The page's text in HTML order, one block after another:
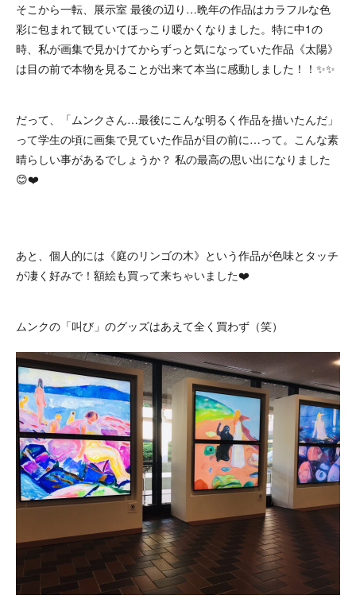
そこから一転、展示室 最後の辺り…晩年の作品はカラフルな色
彩に包まれて観ていてほっこり暖かくなりました。特に中1の
時、私が画集で見かけてからずっと気になっていた作品《太陽》
は目の前で本物を見ることが出来て本当に感動しました！！✨✨
だって、「ムンクさん…最後にこんな明るく作品を描いたんだ」
って学生の頃に画集で見ていた作品が目の前に…って。こんな素
晴らしい事があるでしょうか？ 私の最高の思い出になりました
😊❤️
あと、個人的には《庭のリンゴの木》という作品が色味とタッチ
が凄く好みで！額絵も買って来ちゃいました❤️
ムンクの「叫び」のグッズはあえて全く買わず（笑）